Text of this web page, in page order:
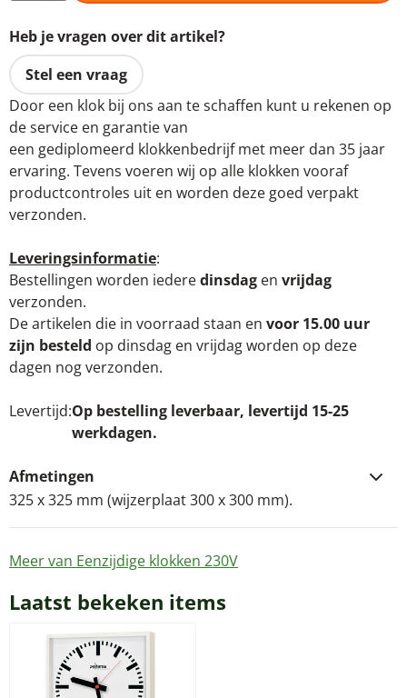
Heb je vragen over dit artikel?
Stel een vraag
Door een klok bij ons aan te schaffen kunt u rekenen op
de service en garantie van
een gediplomeerd klokkenbedrijf met meer dan 35 jaar
ervaring. Tevens voeren wij op alle klokken vooraf
productcontroles uit en worden deze goed verpakt
verzonden.
Leveringsinformatie:
Bestellingen worden iederedinsdag en vrijdag
verzonden.
De artikelen die in voorraad staan en voor 15.00 uur
zijn besteld op dinsdag en vrijdag worden op deze
dagen nog verzonden.
Levertijd Op bestelling leverbaar, levertijd 15-25
werkdagen.
Afmetingen
325 x 325 mm (wijzerplaat 300 x 300 mm).
Meer van Eenzijdige klokken 230V
Laatst bekeken items